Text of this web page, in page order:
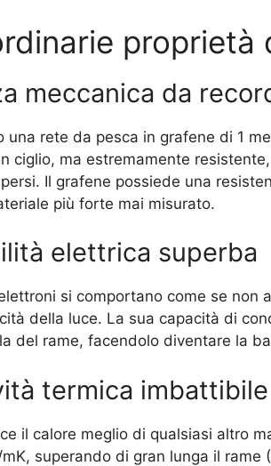
proprietà
meccanica da
una rete da pesca in grafene di 1
ciglio, ma estremamente
Il grafene possiede una
più forte mai misurato.
elettrica superba
si comportano come se non
della luce. La sua capacità di
del rame, facendolo diventare la
termica imbattibile
il calore meglio di qualsiasi altro
superando di gran lunga il rame